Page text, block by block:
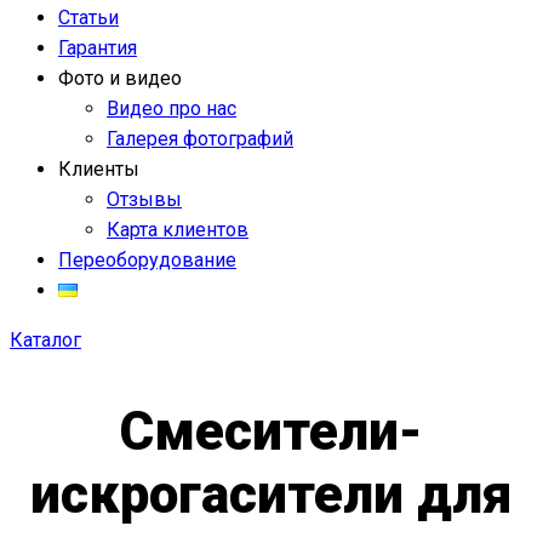
Статьи
Гарантия
Фото и видео
Видео про нас
Галерея фотографий
Клиенты
Отзывы
Карта клиентов
Переоборудование
Каталог
Смесители-
искрогасители для